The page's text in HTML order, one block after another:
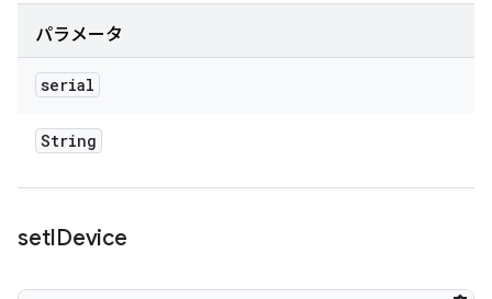
パラメータ
serial
String
setIDevice